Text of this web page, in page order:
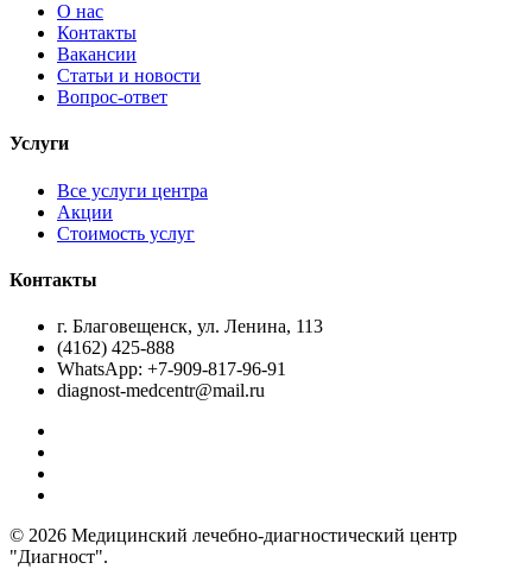
О нас
Контакты
Вакансии
Статьи и новости
Вопрос-ответ
Услуги
Все услуги центра
Акции
Стоимость услуг
Контакты
г. Благовещенск, ул. Ленина, 113
(4162) 425-888
WhatsApp: +7-909-817-96-91
diagnost-medcentr@mail.ru
© 2026 Медицинский лечебно-диагностический центр
"Диагност".